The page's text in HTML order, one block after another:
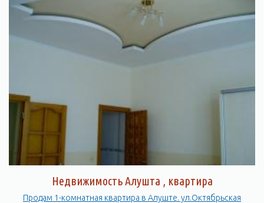
Недвижимость Алушта , квартира
Продам 1-комнатная квартира в Алуште. ул.Октябрьская